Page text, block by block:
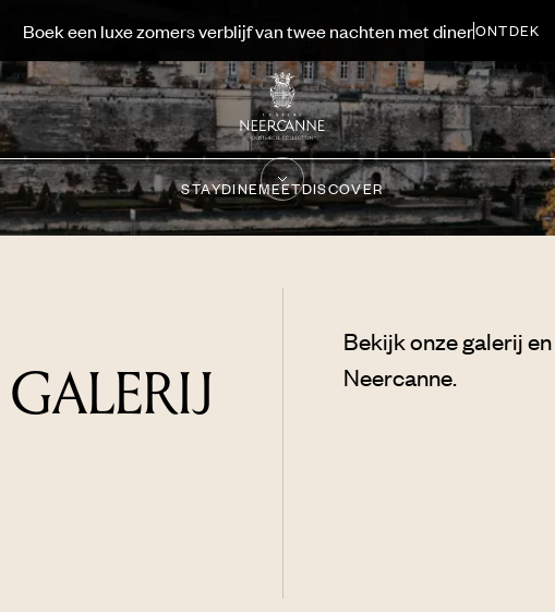
Boek een luxe zomers verblijf van twee nachten met dinerONTDEK
STAYDINEMEETDISCOVER
Bekijk onze galerij
Neercanne.